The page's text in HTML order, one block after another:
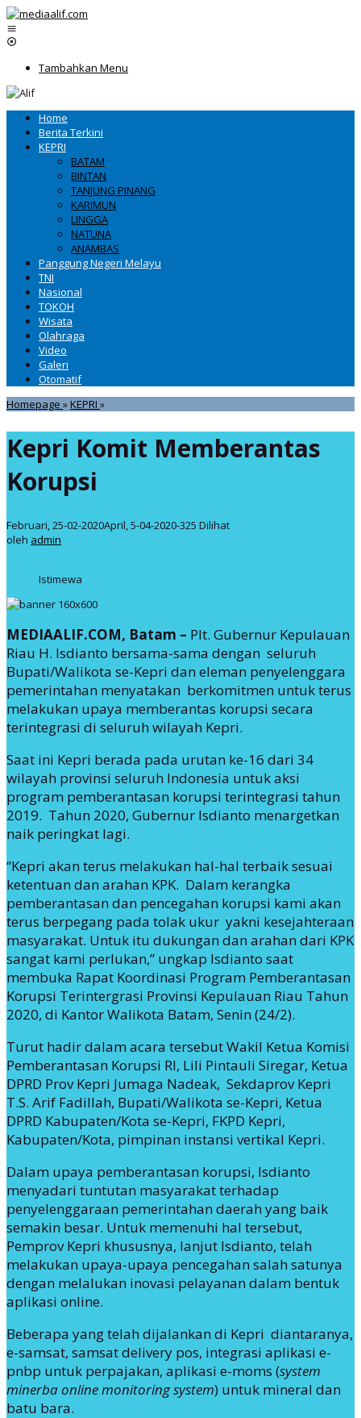
Lewati
ke
konten
Tambahkan Menu
Home
Berita Terkini
KEPRI
BATAM
BINTAN
TANJUNG PINANG
KARIMUN
LINGGA
NATUNA
ANAMBAS
Panggung Negeri Melayu
TNI
Nasional
TOKOH
Wisata
Olahraga
Video
Galeri
Otomatif
Homepage »KEPRI »Kepri
Memberantas
Korupsi
Kepri Komit Memberantas
Korupsi
Februari, 25-02-2020April, 5-04-2020oleh
-325 Dilihat
oleh admin
Istimewa
MEDIAALIF.COM, Batam – Plt. Gubernur Kepulauan
Riau H. Isdianto bersama-sama dengan seluruh
Bupati/Walikota se-Kepri dan eleman penyelenggara
pemerintahan menyatakan berkomitmen untuk terus
melakukan upaya memberantas korupsi secara
terintegrasi di seluruh wilayah Kepri.
Saat ini Kepri berada pada urutan ke-16 dari 34
wilayah provinsi seluruh Indonesia untuk aksi
program pemberantasan korupsi terintegrasi tahun
2019. Tahun 2020, Gubernur Isdianto menargetkan
naik peringkat lagi.
“Kepri akan terus melakukan hal-hal terbaik sesuai
ketentuan dan arahan KPK. Dalam kerangka
pemberantasan dan pencegahan korupsi kami akan
terus berpegang pada tolak ukur yakni kesejahteraan
masyarakat. Untuk itu dukungan dan arahan dari KPK
sangat kami perlukan,” ungkap Isdianto saat
membuka Rapat Koordinasi Program Pemberantasan
Korupsi Terintergrasi Provinsi Kepulauan Riau Tahun
2020, di Kantor Walikota Batam, Senin (24/2).
Turut hadir dalam acara tersebut Wakil Ketua Komisi
Pemberantasan Korupsi RI, Lili Pintauli Siregar, Ketua
DPRD Prov Kepri Jumaga Nadeak, Sekdaprov Kepri
T.S. Arif Fadillah, Bupati/Walikota se-Kepri, Ketua
DPRD Kabupaten/Kota se-Kepri, FKPD Kepri,
Kabupaten/Kota, pimpinan instansi vertikal Kepri.
Dalam upaya pemberantasan korupsi, Isdianto
menyadari tuntutan masyarakat terhadap
penyelenggaraan pemerintahan daerah yang baik
semakin besar. Untuk memenuhi hal tersebut,
Pemprov Kepri khususnya, lanjut Isdianto, telah
melakukan upaya-upaya pencegahan salah satunya
dengan melalukan inovasi pelayanan dalam bentuk
aplikasi online.
Beberapa yang telah dijalankan di Kepri diantaranya,
e-samsat, samsat delivery pos, integrasi aplikasi e-
pnbp untuk perpajakan, aplikasi e-moms (system
minerba online monitoring system) untuk mineral dan
batu bara.